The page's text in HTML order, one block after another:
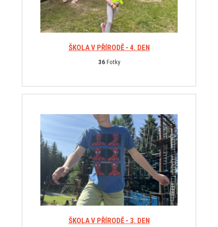
ŠKOLA V PŘÍRODĚ - 4. DEN
36Fotky
ŠKOLA V PŘÍRODĚ - 3. DEN